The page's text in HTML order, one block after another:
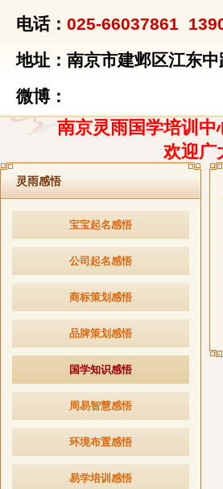
电话： 025-66037861
地址：南京市建邺区江东
微博：
南京灵雨国学培训中
欢迎广
灵雨感悟
宝宝起名感悟
公司起名感悟
商标策划感悟
品牌策划感悟
国学知识感悟
周易智慧感悟
环境布置感悟
易学培训感悟